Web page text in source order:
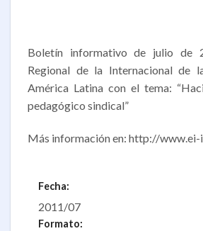
Boletín informativo de julio de
Regional de la Internacional de
América Latina con el tema:
pedagógico sindical”
Más información en: http://
Fecha:
2011/07
Formato: